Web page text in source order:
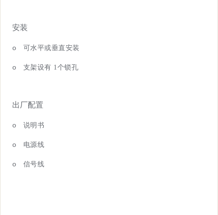
安装
o 可水平或垂直安装
o 支架设有 1个锁孔
出厂配置
o 说明书
o 电源线
o 信号线